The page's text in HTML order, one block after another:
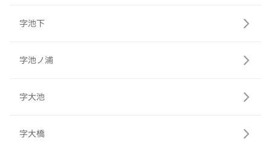
字池下
字池ノ浦
字大池
字大橋